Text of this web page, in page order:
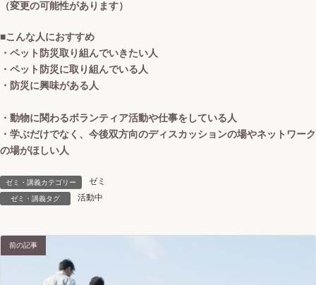
（変更の可能性があります）
■こんな人におすすめ
・ペット防災取り組んでいきたい人
・ペット防災に取り組んでいる人
・防災に興味がある人
・動物に関わるボランティア活動や仕事をしている人
・学ぶだけでなく、今後双方向のディスカッションの場やネットワーク
の場がほしい人
ゼミ・講義カテゴリー ゼミ
ゼミ・講義タグ 活動中
前の記事